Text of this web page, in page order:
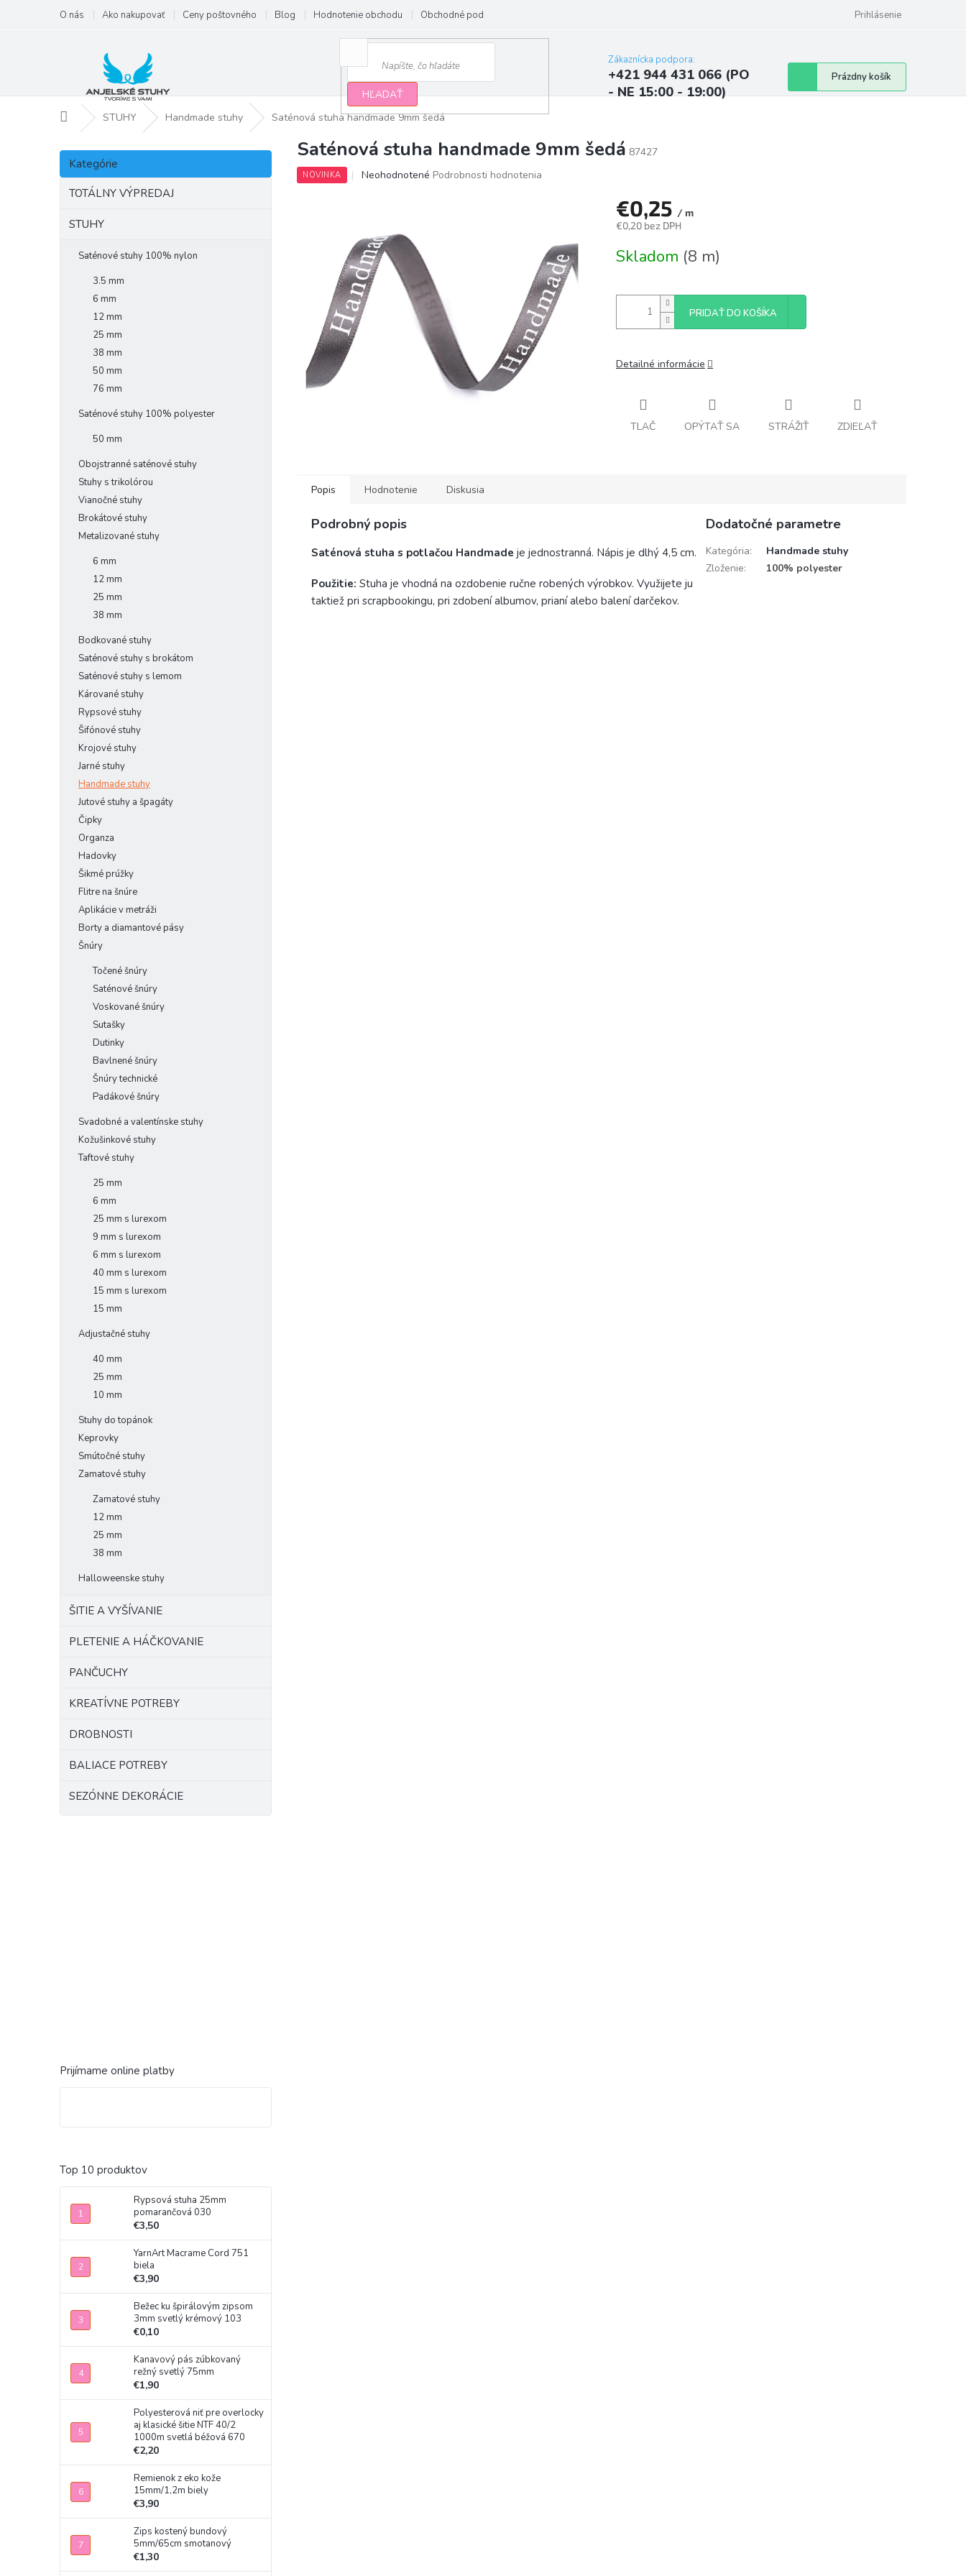
obsah
O nás Ako nakupovať Ceny poštovného Blog Hodnotenie obchodu Obchodné podmienky Najčastejšie otázky a odpovede
Prihlásenie
HĽADAŤ
Zákaznícka podpora:
+421 944 431 066 (PO
- NE 15:00 - 19:00)
Nákupný
košík
Prázdny košík
DomovSTUHY Handmade stuhy Saténová stuha handmade 9mm šedá
B
č
Preskočiť
kategórie
Kategórie
TOTÁLNY VÝPREDAJ
STUHY
Saténové stuhy 100% nylon
3.5 mm
6 mm
12 mm
25 mm
38 mm
50 mm
76 mm
Saténové stuhy 100% polyester
50 mm
Obojstranné saténové stuhy
Stuhy s trikolórou
Vianočné stuhy
Brokátové stuhy
Metalizované stuhy
6 mm
12 mm
25 mm
38 mm
Bodkované stuhy
Saténové stuhy s brokátom
Saténové stuhy s lemom
Kárované stuhy
Rypsové stuhy
Šifónové stuhy
Krojové stuhy
Jarné stuhy
Handmade stuhy
Jutové stuhy a špagáty
Čipky
Organza
Hadovky
Šikmé prúžky
Flitre na šnúre
Aplikácie v metráži
Borty a diamantové pásy
Šnúry
Točené šnúry
Saténové šnúry
Voskované šnúry
Sutašky
Dutinky
Bavlnené šnúry
Šnúry technické
Padákové šnúry
Svadobné a valentínske stuhy
Kožušinkové stuhy
Taftové stuhy
25 mm
6 mm
25 mm s lurexom
9 mm s lurexom
6 mm s lurexom
40 mm s lurexom
15 mm s lurexom
15 mm
Adjustačné stuhy
40 mm
25 mm
10 mm
Stuhy do topánok
Keprovky
Smútočné stuhy
Zamatové stuhy
Zamatové stuhy
12 mm
25 mm
38 mm
Halloweenske stuhy
ŠITIE A VYŠÍVANIE
PLETENIE A HÁČKOVANIE
PANČUCHY
KREATÍVNE POTREBY
DROBNOSTI
BALIACE POTREBY
SEZÓNNE DEKORÁCIE
Prijímame online platby
Top 10 produktov
Rypsová stuha 25mm
pomarančová 030
€3,50
YarnArt Macrame Cord 751
biela
€3,90
Bežec ku špirálovým zipsom
3mm svetlý krémový 103
€0,10
Kanavový pás zúbkovaný
režný svetlý 75mm
€1,90
Polyesterová niť pre overlocky
aj klasické šitie NTF 40/2
1000m svetlá béžová 670
€2,20
Remienok z eko kože
15mm/1,2m biely
€3,90
Zips kostený bundový
5mm/65cm smotanový
€1,30
Saténová stuha handmade 9mm šedá 87427
NOVINKA
Priemerné
z
5
hviezdičiek.
Neohodnotené Podrobnosti hodnotenia
€0,25 / m
€0,20 bez DPH
cena:
Skladom (8 m)
PRIDAŤ DO KOŠÍKA
Detailné informácie
TLAČ OPÝTAŤ SA STRÁŽIŤ ZDIEĽAŤ
Popis Hodnotenie Diskusia
Podrobný popis
Saténová stuha s potlačou Handmade je jednostranná. Nápis je dlhý 4,5 cm.
Použitie: Stuha je vhodná na ozdobenie ručne robených výrobkov. Využijete ju
taktiež pri scrapbookingu, pri zdobení albumov, prianí alebo balení darčekov.
Dodatočné parametre
Kategória:
Handmade stuhy
Zloženie: 100% polyester